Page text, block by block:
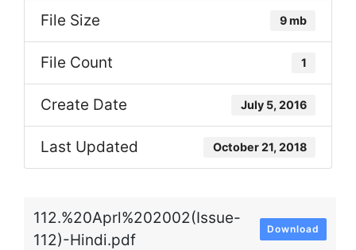
File Size 9 mb
File Count 1
Create Date July 5, 2016
Last Updated October 21, 2018
112.%20Aprl%202002(Issue-
112)-Hindi.pdf
Download